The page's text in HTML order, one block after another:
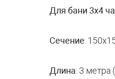
Для бани 3х4
Сечение:
Длина: 3 метра